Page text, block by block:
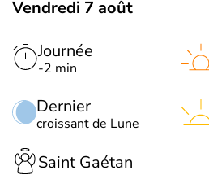
Vendredi 7 août
Journée
-2 min
Dernier
croissant de Lune
Saint Gaétan